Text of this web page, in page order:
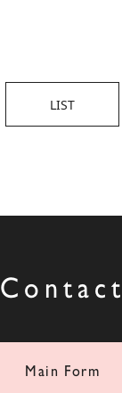
LIST
Contact
Main Form